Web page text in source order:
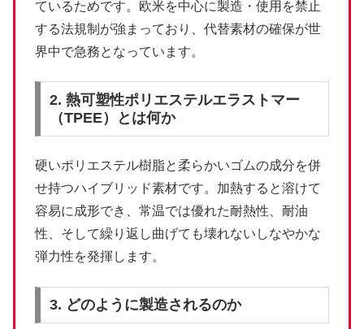
ているためです。欧米を中心に製造・使用を禁止
する法規制が強まっており、代替素材の確保が世
界中で急務となっています。
2. 熱可塑性ポリエステルエラストマー
（TPEE）とは何か
硬いポリエステル樹脂と柔らかいゴムの成分を併
せ持つハイブリッド素材です。加熱すると溶けて
容易に成形でき、常温では優れた耐熱性、耐油
性、そして繰り返し曲げても壊れないしなやかな
弾力性を発揮します。
3. どのように製造されるのか